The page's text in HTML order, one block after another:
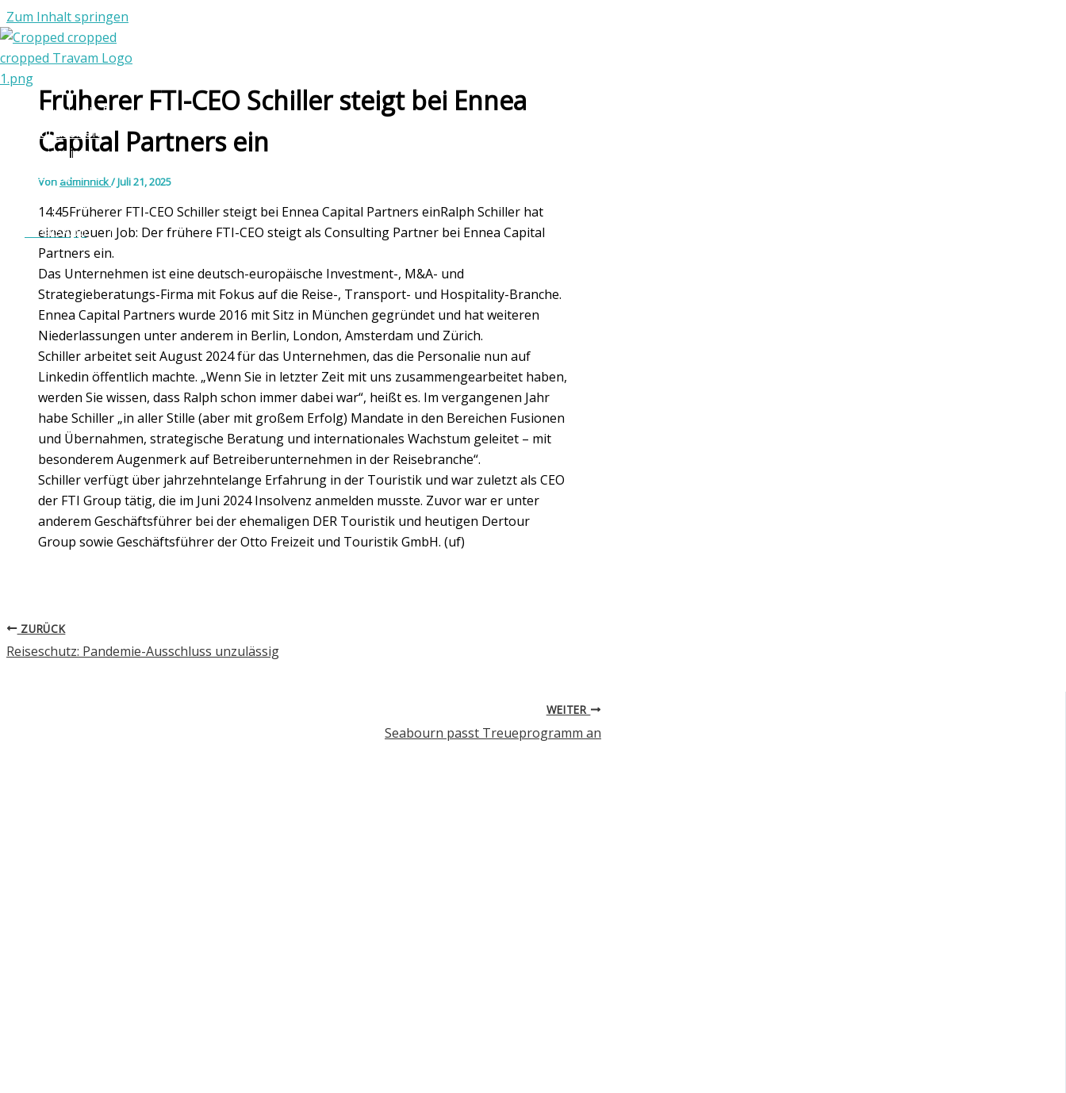
Zum Inhalt springen
Individuelle Reisen
Rundreisen
Reiseziele
Die Agentur
WhatsApp
Früherer FTI-CEO Schiller steigt bei Ennea
Capital Partners ein
Von adminnick/Juli 21, 2025
14:45Früherer FTI-CEO Schiller steigt bei Ennea Capital Partners einRalph Schiller hat
einen neuen Job: Der frühere FTI-CEO steigt als Consulting Partner bei Ennea Capital
Partners ein.
Das Unternehmen ist eine deutsch-europäische Investment-, M&A- und
Strategieberatungs-Firma mit Fokus auf die Reise-, Transport- und Hospitality-Branche.
Ennea Capital Partners wurde 2016 mit Sitz in München gegründet und hat weiteren
Niederlassungen unter anderem in Berlin, London, Amsterdam und Zürich.
Schiller arbeitet seit August 2024 für das Unternehmen, das die Personalie nun auf
Linkedin öffentlich machte. „Wenn Sie in letzter Zeit mit uns zusammengearbeitet haben,
werden Sie wissen, dass Ralph schon immer dabei war“, heißt es. Im vergangenen Jahr
habe Schiller „in aller Stille (aber mit großem Erfolg) Mandate in den Bereichen Fusionen
und Übernahmen, strategische Beratung und internationales Wachstum geleitet – mit
besonderem Augenmerk auf Betreiberunternehmen in der Reisebranche“.
Schiller verfügt über jahrzehntelange Erfahrung in der Touristik und war zuletzt als CEO
der FTI Group tätig, die im Juni 2024 Insolvenz anmelden musste. Zuvor war er unter
anderem Geschäftsführer bei der ehemaligen DER Touristik und heutigen Dertour
Group sowie Geschäftsführer der Otto Freizeit und Touristik GmbH. (uf)
ZURÜCK
Reiseschutz: Pandemie-Ausschluss unzulässig
WEITER
Seabourn passt Treueprogramm an